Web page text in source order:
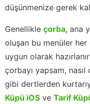
düşünmenize gerek
Genellikle çorba, ana
oluşan bu menüler
uygun olarak
çorbayı yapsam,
gibi dertlerden
Küpü iOS ve Tarif